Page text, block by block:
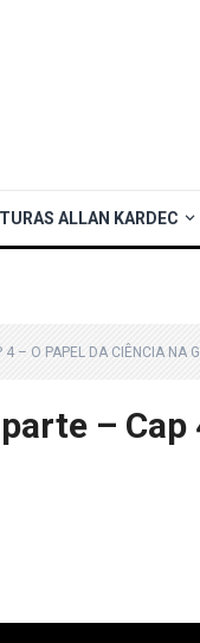
ALLAN KARDEC
– O PAPEL DA CIÊNCIA NA
– Cap